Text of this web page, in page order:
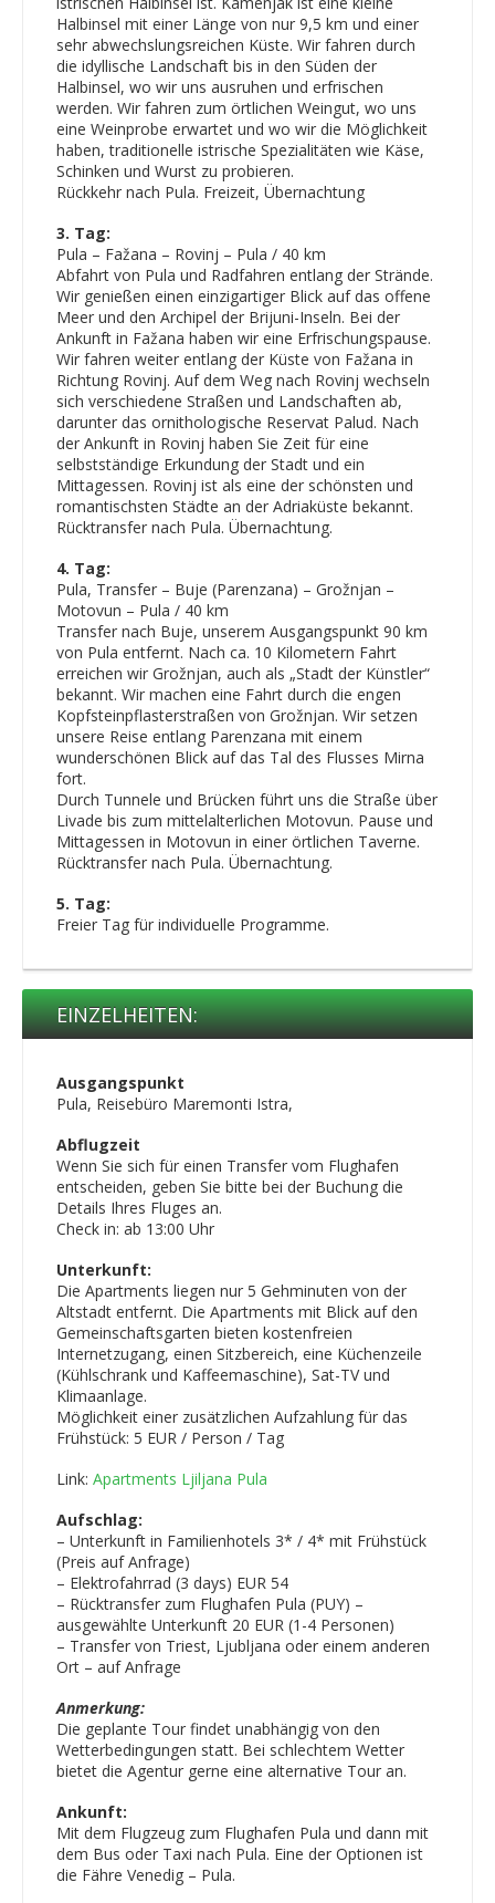
Halbinsel mit einer Länge von nur 9,5 km und einer
sehr abwechslungsreichen Küste. Wir fahren durch
die idyllische Landschaft bis in den Süden der
Halbinsel, wo wir uns ausruhen und erfrischen
werden. Wir fahren zum örtlichen Weingut, wo uns
eine Weinprobe erwartet und wo wir die Möglichkeit
haben, traditionelle istrische Spezialitäten wie Käse,
Schinken und Wurst zu probieren.
Rückkehr nach Pula. Freizeit, Übernachtung
3. Tag:
Pula – Fažana – Rovinj – Pula / 40 km
Abfahrt von Pula und Radfahren entlang der Strände.
Wir genießen einen einzigartiger Blick auf das offene
Meer und den Archipel der Brijuni-Inseln. Bei der
Ankunft in Fažana haben wir eine Erfrischungspause.
Wir fahren weiter entlang der Küste von Fažana in
Richtung Rovinj. Auf dem Weg nach Rovinj wechseln
sich verschiedene Straßen und Landschaften ab,
darunter das ornithologische Reservat Palud. Nach
der Ankunft in Rovinj haben Sie Zeit für eine
selbstständige Erkundung der Stadt und ein
Mittagessen. Rovinj ist als eine der schönsten und
romantischsten Städte an der Adriaküste bekannt.
Rücktransfer nach Pula. Übernachtung.
4. Tag:
Pula, Transfer – Buje (Parenzana) – Grožnjan –
Motovun – Pula / 40 km
Transfer nach Buje, unserem Ausgangspunkt 90 km
von Pula entfernt. Nach ca. 10 Kilometern Fahrt
erreichen wir Grožnjan, auch als „Stadt der Künstler“
bekannt. Wir machen eine Fahrt durch die engen
Kopfsteinpflasterstraßen von Grožnjan. Wir setzen
unsere Reise entlang Parenzana mit einem
wunderschönen Blick auf das Tal des Flusses Mirna
fort.
Durch Tunnele und Brücken führt uns die Straße über
Livade bis zum mittelalterlichen Motovun. Pause und
Mittagessen in Motovun in einer örtlichen Taverne.
Rücktransfer nach Pula. Übernachtung.
5. Tag:
Freier Tag für individuelle Programme.
EINZELHEITEN:
Ausgangspunkt
Pula, Reisebüro Maremonti Istra,
Abflugzeit
Wenn Sie sich für einen Transfer vom Flughafen
entscheiden, geben Sie bitte bei der Buchung die
Details Ihres Fluges an.
Check in: ab 13:00 Uhr
Unterkunft:
Die Apartments liegen nur 5 Gehminuten von der
Altstadt entfernt. Die Apartments mit Blick auf den
Gemeinschaftsgarten bieten kostenfreien
Internetzugang, einen Sitzbereich, eine Küchenzeile
(Kühlschrank und Kaffeemaschine), Sat-TV und
Klimaanlage.
Möglichkeit einer zusätzlichen Aufzahlung für das
Frühstück: 5 EUR / Person / Tag
Link: Apartments Ljiljana Pula
Aufschlag:
– Unterkunft in Familienhotels 3* / 4* mit Frühstück
(Preis auf Anfrage)
– Elektrofahrrad (3 days) EUR 54
– Rücktransfer zum Flughafen Pula (PUY) –
ausgewählte Unterkunft 20 EUR (1-4 Personen)
– Transfer von Triest, Ljubljana oder einem anderen
Ort – auf Anfrage
Anmerkung:
Die geplante Tour findet unabhängig von den
Wetterbedingungen statt. Bei schlechtem Wetter
bietet die Agentur gerne eine alternative Tour an.
Ankunft:
Mit dem Flugzeug zum Flughafen Pula und dann mit
dem Bus oder Taxi nach Pula. Eine der Optionen ist
die Fähre Venedig – Pula.